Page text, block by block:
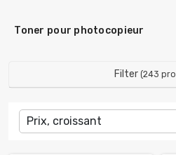
Toner pour photocopieur
Filter (243
Prix, croissant